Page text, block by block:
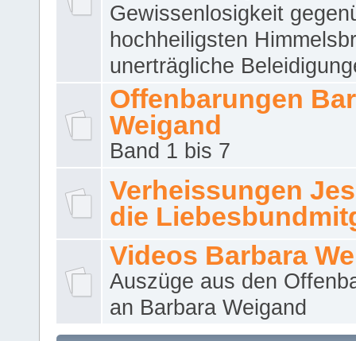
Gewissenlosigkeit
hochheiligsten
unerträgliche
Offenbarungen
Weigand
Band 1 bis 7
Verheissungen
die
Videos Barbara
Auszüge aus den
an Barbara Weigand